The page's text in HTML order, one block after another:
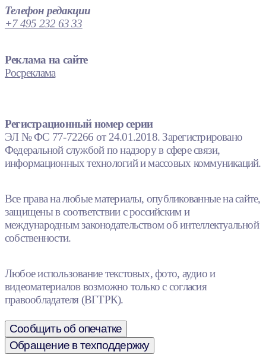
Телефон редакции
+7 495 232 63 33
Реклама на сайте
Росреклама
Регистрационный номер серии
ЭЛ № ФС 77-72266 от 24.01.2018. Зарегистрировано
Федеральной службой по надзору в сфере связи,
информационных технологий и массовых коммуникаций.
Все права на любые материалы, опубликованные на сайте,
защищены в соответствии с российским и
международным законодательством об интеллектуальной
собственности.
Любое использование текстовых, фото, аудио и
видеоматериалов возможно только с согласия
правообладателя (ВГТРК).
Сообщить об опечатке
Обращение в техподдержку